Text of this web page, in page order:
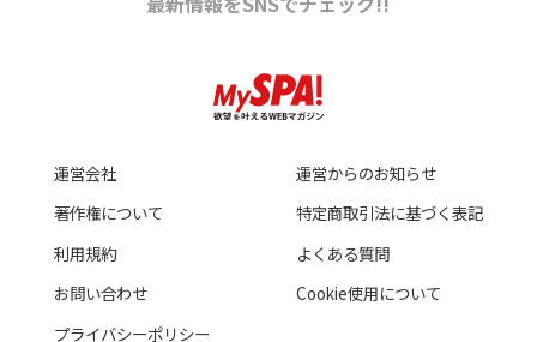
運営会社
運営からのお知らせ
著作権について
特定商取引法に基づく表記
利用規約
よくある質問
お問い合わせ
Cookie使用について
プライバシーポリシー